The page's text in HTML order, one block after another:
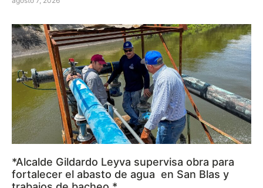
*Alcalde Gildardo Leyva supervisa obra para
fortalecer el abasto de agua en San Blas y